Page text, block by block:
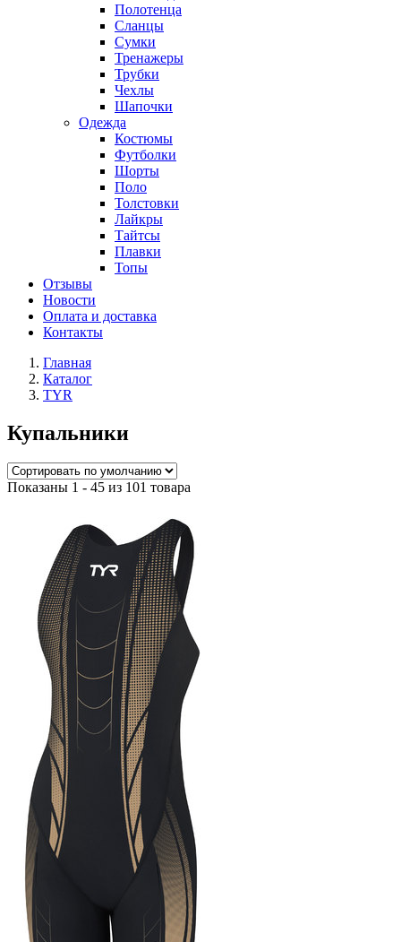
Полотенца
Сланцы
Сумки
Тренажеры
Трубки
Чехлы
Шапочки
Одежда
Костюмы
Футболки
Шорты
Поло
Толстовки
Лайкры
Тайтсы
Плавки
Топы
Отзывы
Новости
Оплата и доставка
Контакты
Главная
Каталог
TYR
Купальники
Показаны 1 - 45 из 101 товара